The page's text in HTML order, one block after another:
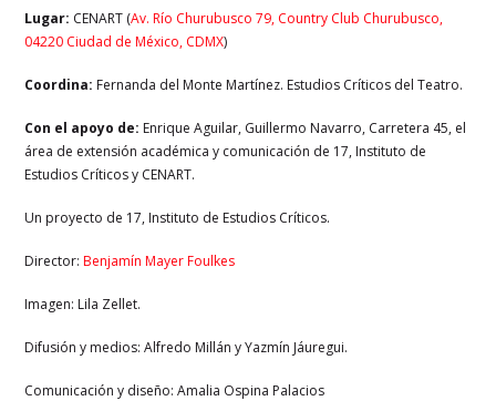
Lugar: CENART (Av. Río Churubusco 79, Country Club Churubusco,
04220 Ciudad de México, CDMX)
Coordina: Fernanda del Monte Martínez. Estudios Críticos del Teatro.
Con el apoyo de: Enrique Aguilar, Guillermo Navarro, Carretera 45, el
área de extensión académica y comunicación de 17, Instituto de
Estudios Críticos y CENART.
Un proyecto de 17, Instituto de Estudios Críticos.
Director:Benjamín Mayer Foulkes
Imagen: Lila Zellet.
Difusión y medios: Alfredo Millán y Yazmín Jáuregui.
Comunicación y diseño: Amalia Ospina Palacios